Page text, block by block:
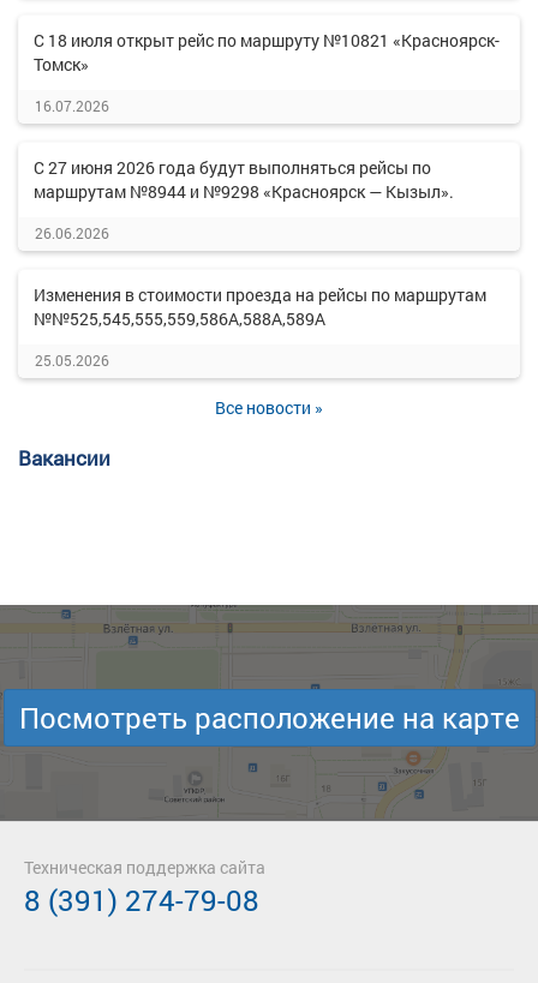
С 18 июля открыт рейс по маршруту №10821 «Красноярск-
Томск»
16.07.2026
С 27 июня 2026 года будут выполняться рейсы по
маршрутам №8944 и №9298 «Красноярск — Кызыл».
26.06.2026
Изменения в стоимости проезда на рейсы по маршрутам
№№525,545,555,559,586А,588А,589А
25.05.2026
Все новости »
Вакансии
Посмотреть расположение на карте
Техническая поддержка сайта
8 (391) 274-79-08